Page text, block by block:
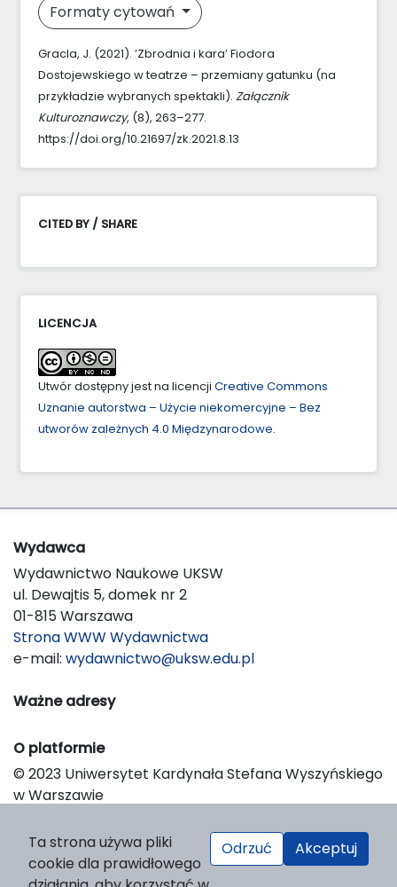
Formaty cytowań
Gracla, J. (2021). ’Zbrodnia i kara’ Fiodora
Dostojewskiego w teatrze – przemiany gatunku (na
przykładzie wybranych spektakli). Załącznik
Kulturoznawczy, (8), 263–277.
https://doi.org/10.21697/zk.2021.8.13
CITED BY / SHARE
LICENCJA
Utwór dostępny jest na licencji Creative Commons
Uznanie autorstwa – Użycie niekomercyjne – Bez
utworów zależnych 4.0 Międzynarodowe.
Wydawca
Wydawnictwo Naukowe UKSW
ul. Dewajtis 5, domek nr 2
01-815 Warszawa
Strona WWW Wydawnictwa
e-mail: wydawnictwo@uksw.edu.pl
Ważne adresy
O platformie
© 2023 Uniwersytet Kardynała Stefana Wyszyńskiego
w Warszawie
Platform & Workflow by OJS/PKP
Ta strona używa pliki
cookie dla prawidłowego
Odrzuć Akceptuj